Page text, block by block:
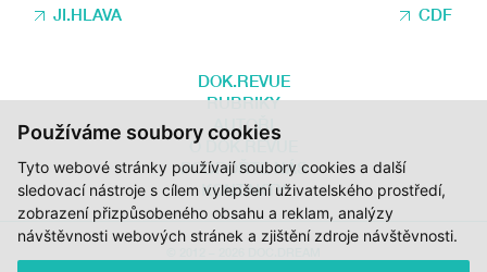
Používáme soubory cookies
Tyto webové stránky používají soubory cookies a další
sledovací nástroje s cílem vylepšení uživatelského prostředí,
zobrazení přizpůsobeného obsahu a reklam, analýzy
návštěvnosti webových stránek a zjištění zdroje návštěvnosti.
JI.HLAVA CDF
DOK.REVUE
RUBRIKY
AUTOŘI
O DOK.REVUE
PODPOŘTE NÁS
KONTAKTY